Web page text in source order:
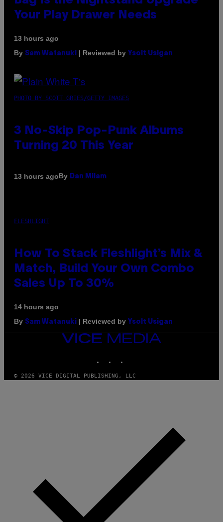
Your Play Drawer Needs
13 hours ago
By Sam Watanuki | Reviewed by Ysolt Usigan
PHOTO BY SCOTT GRIES/GETTY IMAGES
3 No-Skip Pop-Punk Albums
Turning 20 This Year
13 hours agoBy Dan Milam
FLESHLIGHT
How To Stack Fleshlight’s Mix &
Match, Build Your Own Combo
Sales Up To 30%
14 hours ago
By Sam Watanuki | Reviewed by Ysolt Usigan
VICE
© 2026 VICE DIGITAL PUBLISHING, LLC